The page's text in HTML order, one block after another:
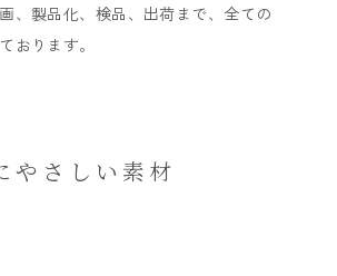
、製品化、検品、出荷まで、全ての
おります。
やさしい素材